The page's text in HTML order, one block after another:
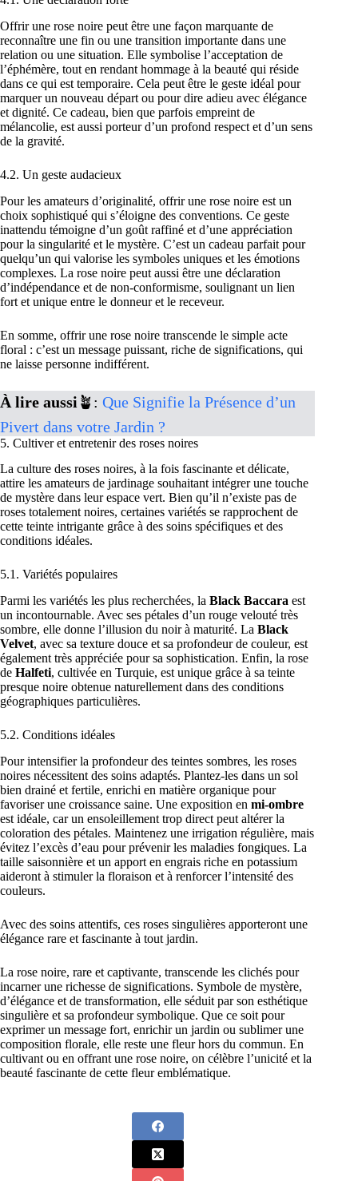
Offrir une rose noire peut être une façon marquante de
reconnaître une fin ou une transition importante dans une
relation ou une situation. Elle symbolise l’acceptation de
l’éphémère, tout en rendant hommage à la beauté qui réside
dans ce qui est temporaire. Cela peut être le geste idéal pour
marquer un nouveau départ ou pour dire adieu avec élégance
et dignité. Ce cadeau, bien que parfois empreint de
mélancolie, est aussi porteur d’un profond respect et d’un sens
de la gravité.
4.2. Un geste audacieux
Pour les amateurs d’originalité, offrir une rose noire est un
choix sophistiqué qui s’éloigne des conventions. Ce geste
inattendu témoigne d’un goût raffiné et d’une appréciation
pour la singularité et le mystère. C’est un cadeau parfait pour
quelqu’un qui valorise les symboles uniques et les émotions
complexes. La rose noire peut aussi être une déclaration
d’indépendance et de non-conformisme, soulignant un lien
fort et unique entre le donneur et le receveur.
En somme, offrir une rose noire transcende le simple acte
floral : c’est un message puissant, riche de significations, qui
ne laisse personne indifférent.
À lire aussi 🪴: Que Signifie la Présence d’un
Pivert dans votre Jardin ?
5. Cultiver et entretenir des roses noires
La culture des roses noires, à la fois fascinante et délicate,
attire les amateurs de jardinage souhaitant intégrer une touche
de mystère dans leur espace vert. Bien qu’il n’existe pas de
roses totalement noires, certaines variétés se rapprochent de
cette teinte intrigante grâce à des soins spécifiques et des
conditions idéales.
5.1. Variétés populaires
Parmi les variétés les plus recherchées, la Black Baccara est
un incontournable. Avec ses pétales d’un rouge velouté très
sombre, elle donne l’illusion du noir à maturité. La Black
Velvet, avec sa texture douce et sa profondeur de couleur, est
également très appréciée pour sa sophistication. Enfin, la rose
de Halfeti, cultivée en Turquie, est unique grâce à sa teinte
presque noire obtenue naturellement dans des conditions
géographiques particulières.
5.2. Conditions idéales
Pour intensifier la profondeur des teintes sombres, les roses
noires nécessitent des soins adaptés. Plantez-les dans un sol
bien drainé et fertile, enrichi en matière organique pour
favoriser une croissance saine. Une exposition en mi-ombre
est idéale, car un ensoleillement trop direct peut altérer la
coloration des pétales. Maintenez une irrigation régulière, mais
évitez l’excès d’eau pour prévenir les maladies fongiques. La
taille saisonnière et un apport en engrais riche en potassium
aideront à stimuler la floraison et à renforcer l’intensité des
couleurs.
Avec des soins attentifs, ces roses singulières apporteront une
élégance rare et fascinante à tout jardin.
La rose noire, rare et captivante, transcende les clichés pour
incarner une richesse de significations. Symbole de mystère,
d’élégance et de transformation, elle séduit par son esthétique
singulière et sa profondeur symbolique. Que ce soit pour
exprimer un message fort, enrichir un jardin ou sublimer une
composition florale, elle reste une fleur hors du commun. En
cultivant ou en offrant une rose noire, on célèbre l’unicité et la
beauté fascinante de cette fleur emblématique.